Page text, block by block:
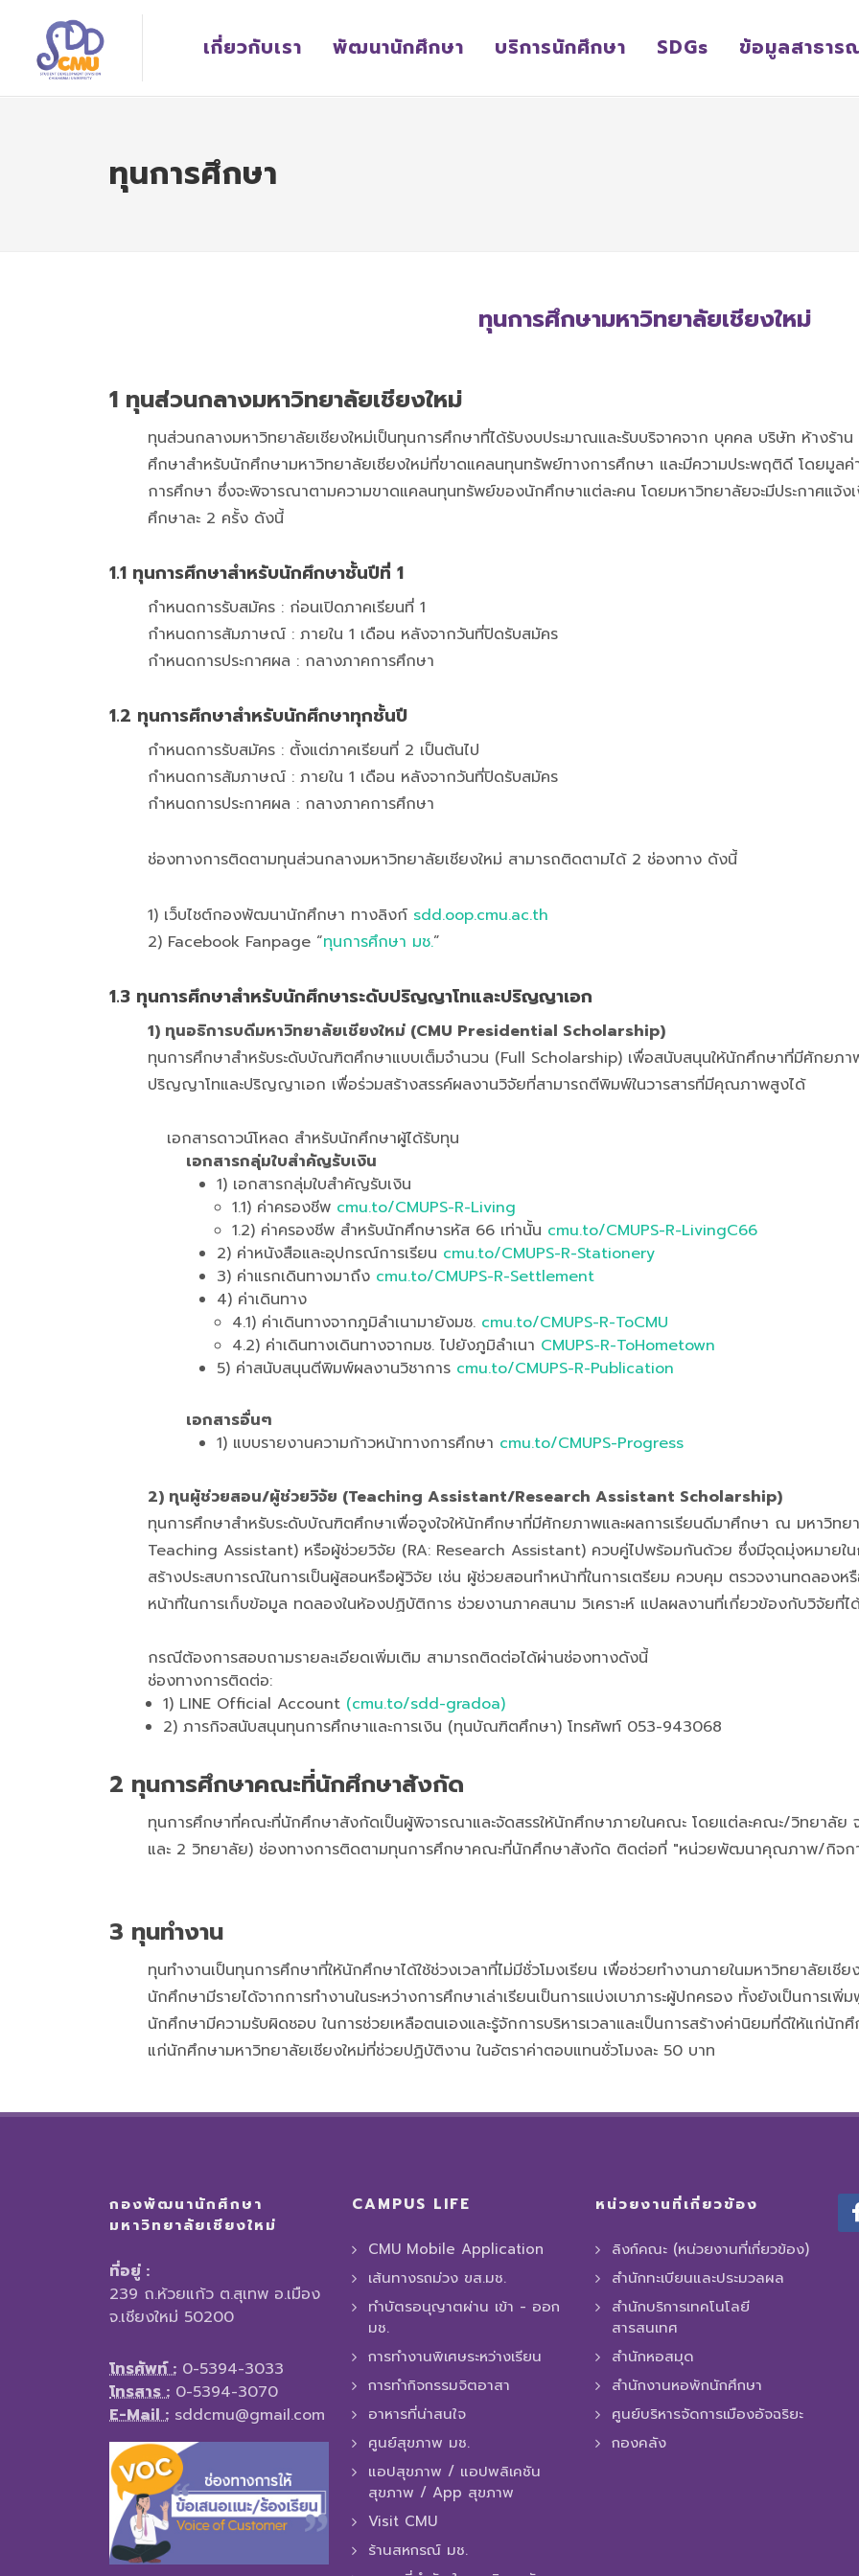
เกี่ยวกับเรา พัฒนานักศึกษา บริการนักศึกษา SDGs ข้อมูลสาธาร
ทุนการศึกษา
ทุนการศึกษามหาวิทยาลัยเชียงใหม่
1 ทุนส่วนกลางมหาวิทยาลัยเชียงใหม่
ทุนส่วนกลางมหาวิทยาลัยเชียงใหม่เป็นทุนการศึกษาที่ได้รับงบประมาณและรับบริจาคจาก บุคคล บริษัท ห้างร้า
ศึกษาสำหรับนักศึกษามหาวิทยาลัยเชียงใหม่ที่ขาดแคลนทุนทรัพย์ทางการศึกษา และมีความประพฤติดี โดยมู
การศึกษา ซึ่งจะพิจารณาตามความขาดแคลนทุนทรัพย์ของนักศึกษาแต่ละคน โดยมหาวิทยาลัยจะมีประกาศแจ้ง
ศึกษาละ 2 ครั้ง ดังนี้
1.1 ทุนการศึกษาสำหรับนักศึกษาชั้นปีที่ 1
กำหนดการรับสมัคร : ก่อนเปิดภาคเรียนที่ 1
กำหนดการสัมภาษณ์ : ภายใน 1 เดือน หลังจากวันที่ปิดรับสมัคร
กำหนดการประกาศผล : กลางภาคการศึกษา
1.2 ทุนการศึกษาสำหรับนักศึกษาทุกชั้นปี
กำหนดการรับสมัคร : ตั้งแต่ภาคเรียนที่ 2 เป็นต้นไป
กำหนดการสัมภาษณ์ : ภายใน 1 เดือน หลังจากวันที่ปิดรับสมัคร
กำหนดการประกาศผล : กลางภาคการศึกษา
ช่องทางการติดตามทุนส่วนกลางมหาวิทยาลัยเชียงใหม่ สามารถติดตามได้ 2 ช่องทาง ดังนี้
1) เว็บไชต์กองพัฒนานักศึกษา ทางลิงก์ sdd.oop.cmu.ac.th
2) Facebook Fanpage “ทุนการศึกษา มช.”
1.3 ทุนการศึกษาสำหรับนักศึกษาระดับปริญญาโทและปริญญาเอก
1) ทุนอธิการบดีมหาวิทยาลัยเชียงใหม่ (CMU Presidential Scholarship)
ทุนการศึกษาสำหรับระดับบัณฑิตศึกษาแบบเต็มจำนวน (Full Scholarship) เพื่อสนับสนุนให้นักศึกษาที่มีศักยภาพ
ปริญญาโทและปริญญาเอก เพื่อร่วมสร้างสรรค์ผลงานวิจัยที่สามารถตีพิมพ์ในวารสารที่มีคุณภาพสูงได้
เอกสารดาวน์โหลด สำหรับนักศึกษาผู้ได้รับทุน
เอกสารกลุ่มใบสำคัญรับเงิน
1) เอกสารกลุ่มใบสำคัญรับเงิน
1.1) ค่าครองชีพ cmu.to/CMUPS-R-Living
1.2) ค่าครองชีพ สำหรับนักศึกษารหัส 66 เท่านั้น cmu.to/CMUPS-R-LivingC66
2) ค่าหนังสือและอุปกรณ์การเรียน cmu.to/CMUPS-R-Stationery
3) ค่าแรกเดินทางมาถึง cmu.to/CMUPS-R-Settlement
4) ค่าเดินทาง
4.1) ค่าเดินทางจากภูมิลำเนามายังมช. cmu.to/CMUPS-R-ToCMU
4.2) ค่าเดินทางเดินทางจากมช. ไปยังภูมิลำเนา CMUPS-R-ToHometown
5) ค่าสนับสนุนตีพิมพ์ผลงานวิชาการ cmu.to/CMUPS-R-Publication
เอกสารอื่นๆ
1) แบบรายงานความก้าวหน้าทางการศึกษา cmu.to/CMUPS-Progress
2) ทุนผู้ช่วยสอน/ผู้ช่วยวิจัย (Teaching Assistant/Research Assistant Scholarship)
ทุนการศึกษาสำหรับระดับบัณฑิตศึกษาเพื่อจูงใจให้นักศึกษาที่มีศักยภาพและผลการเรียนดีมาศึกษา ณ มหาวิทย
Teaching Assistant) หรือผู้ช่วยวิจัย (RA: Research Assistant) ควบคู่ไปพร้อมกันด้วย ซึ่งมีจุดมุ่งหมายใ
สร้างประสบการณ์ในการเป็นผู้สอนหรือผู้วิจัย เช่น ผู้ช่วยสอนทำหน้าที่ในการเตรียม ควบคุม ตรวจงานทดลอง
หน้าที่ในการเก็บข้อมูล ทดลองในห้องปฏิบัติการ ช่วยงานภาคสนาม วิเคราะห์ แปลผลงานที่เกี่ยวข้องกับวิจัยที่
กรณีต้องการสอบถามรายละเอียดเพิ่มเติม สามารถติดต่อได้ผ่านช่องทางดังนี้
ช่องทางการติดต่อ:
1) LINE Official Account (cmu.to/sdd-gradoa)
2) ภารกิจสนับสนุนทุนการศึกษาและการเงิน (ทุนบัณฑิตศึกษา) โทรศัพท์ 053-943068
2 ทุนการศึกษาคณะที่นักศึกษาสังกัด
ทุนการศึกษาที่คณะที่นักศึกษาสังกัดเป็นผู้พิจารณาและจัดสรรให้นักศึกษาภายในคณะ โดยแต่ละคณะ/วิทยาลัย
และ 2 วิทยาลัย) ช่องทางการติดตามทุนการศึกษาคณะที่นักศึกษาสังกัด ติดต่อที่ "หน่วยพัฒนาคุณภาพ/กิจ
3 ทุนทำงาน
ทุนทำงานเป็นทุนการศึกษาที่ให้นักศึกษาได้ใช้ช่วงเวลาที่ไม่มีชั่วโมงเรียน เพื่อช่วยทำงานภายในมหาวิทยาลัยเชี
นักศึกษามีรายได้จากการทำงานในระหว่างการศึกษาเล่าเรียนเป็นการแบ่งเบาภาระผู้ปกครอง ทั้งยังเป็นการเพิ่
นักศึกษามีความรับผิดชอบ ในการช่วยเหลือตนเองและรู้จักการบริหารเวลาและเป็นการสร้างค่านิยมที่ดีให้แก่นั
แก่นักศึกษามหาวิทยาลัยเชียงใหม่ที่ช่วยปฏิบัติงาน ในอัตราค่าตอบแทนชั่วโมงละ 50 บาท
กองพัฒนานักศึกษา
มหาวิทยาลัยเชียงใหม่
ที่อยู่ :
239 ถ.ห้วยแก้ว ต.สุเทพ อ.เมือง
จ.เชียงใหม่ 50200
โทรศัพท์ : 0-5394-3033
โทรสาร : 0-5394-3070
E-Mail : sddcmu@gmail.com
CAMPUS LIFE
CMU Mobile Application
เส้นทางรถม่วง ขส.มช.
ทำบัตรอนุญาตผ่าน เข้า - ออก
มช.
การทํางานพิเศษระหว่างเรียน
การทำกิจกรรมจิตอาสา
อาหารที่น่าสนใจ
ศูนย์สุขภาพ มช.
แอปสุขภาพ / แอปพลิเคชัน
สุขภาพ / App สุขภาพ
Visit CMU
ร้านสหกรณ์ มช.
หน่วยงานที่เกี่ยวข้อง
ลิงก์คณะ (หน่วยงานที่เกี่ยวข้อง)
สำนักทะเบียนและประมวลผล
สำนักบริการเทคโนโลยี
สารสนเทศ
สำนักหอสมุด
สำนักงานหอพักนักศึกษา
ศูนย์บริหารจัดการเมืองอัจฉริยะ
กองคลัง